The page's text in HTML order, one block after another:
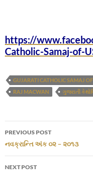
https://
Catholic-Samaj-of-
GUJARATI CATHOLIC SAMAJ
RAJ MACWAN
ગુજરાતી
Post
navigation
PREVIOUS POST
નવક્રાન્તિ અંક ૦૨ – ૨૦૧૩
NEXT POST